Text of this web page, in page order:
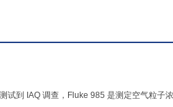
到 IAQ 调查，Fluke 985 是测定空气粒子